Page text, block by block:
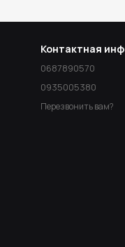
Контактная
0687890570
0935005380
Перезвонить вам?